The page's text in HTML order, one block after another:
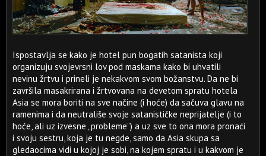
Ispostavlja se kako je hotel pun bogatih satanista koji
organizuju svojevrsni lov pod maskama kako bi uhvatili
nevinu žrtvu i prineli je nekakvom svom božanstvu. Da ne bi
završila masakrirana i žrtvovana na devetom spratu hotela
Asia se mora boriti na sve načine (i hoće) da sačuva glavu na
ramenima i da neutrališe svoje satanističke neprijatelje (i to
hoće, ali uz izvesne „probleme”) a uz sve to ona mora pronaći
i svoju sestru, koja je tu negde, samo da Asia skupa sa
gledaocima vidi u kojoj je sobi, na kojem spratu i u kakvom je